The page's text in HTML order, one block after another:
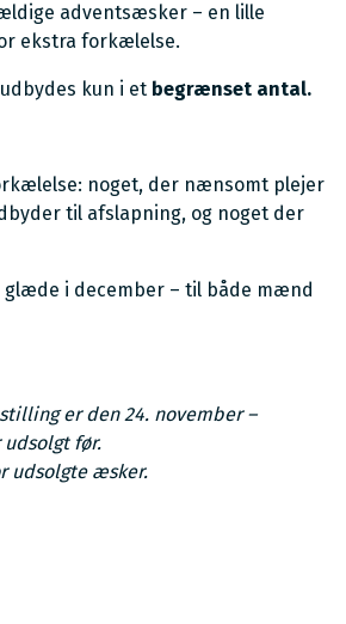
adventsæsker – en lille
ekstra forkælelse.
kun i et begrænset antal.
noget, der nænsomt plejer
til afslapning, og noget der
i december – til både mænd
er den 24. november –
før.
udsolgte æsker.